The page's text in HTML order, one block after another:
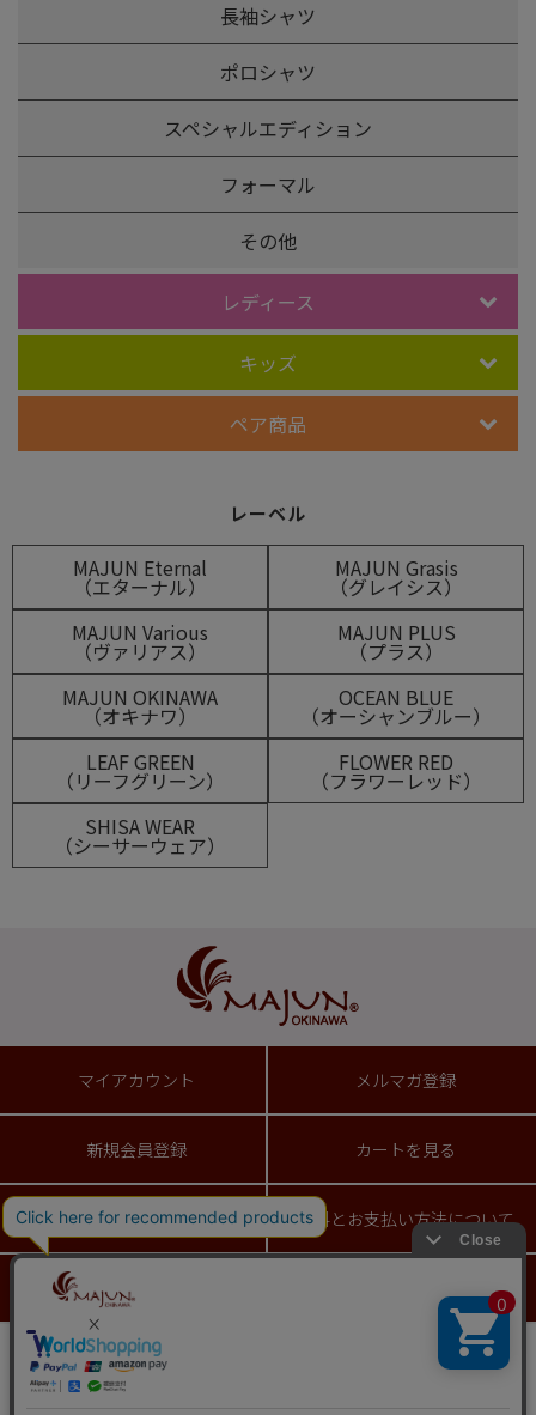
長袖シャツ
ポロシャツ
スペシャルエディション
フォーマル
その他
レディース
キッズ
ペア商品
レーベル
MAJUN Eternal
（エターナル）
MAJUN Grasis
（グレイシス）
MAJUN Various
（ヴァリアス）
MAJUN PLUS
（プラス）
MAJUN OKINAWA
（オキナワ）
OCEAN BLUE
（オーシャンブルー）
LEAF GREEN
（リーフグリーン）
FLOWER RED
（フラワーレッド）
SHISA WEAR
（シーサーウェア）
マイアカウント メルマガ登録
新規会員登録 カートを見る
ショッピングガイド 送料とお支払い方法について
返品特約について ギフトラッピングサービス